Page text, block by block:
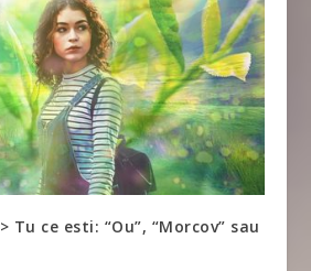
Tu ce esti: “Ou”, “Morcov” sau